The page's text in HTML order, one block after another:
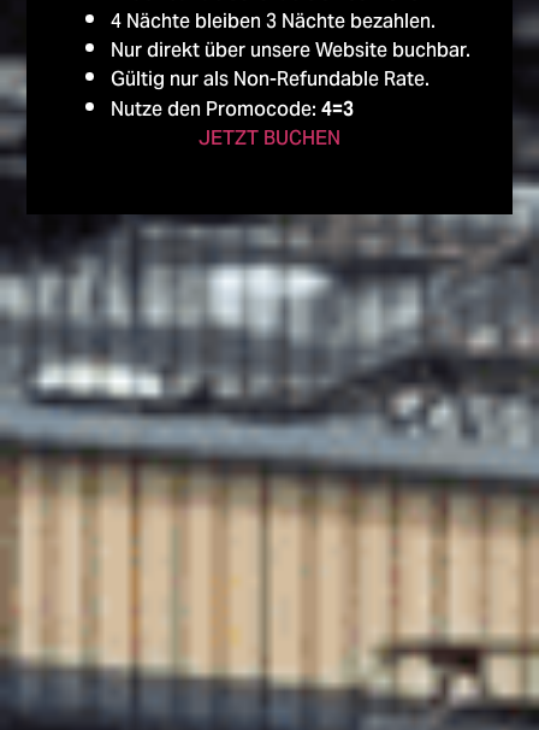
4 Nächte bleiben 3 Nächte bezahlen.
Nur direkt über unsere Website buchbar.
Gültig nur als Non-Refundable Rate.
Nutze den Promocode:4=3
JETZT BUCHEN